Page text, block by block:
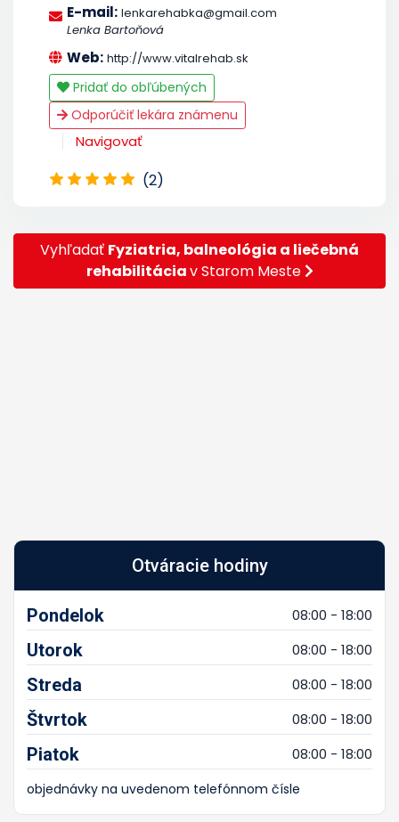
E-mail: lenkarehabka@gmail.com
Lenka Bartoňová
Web: http://www.vitalrehab.sk
Pridať do obľúbených
Odporúčiť lekára známenu
Navigovať
(2)
Vyhľadať Fyziatria, balneológia a liečebná
rehabilitáciav Starom Meste
Otváracie hodiny
Pondelok 08:00 - 18:00
Utorok 08:00 - 18:00
Streda 08:00 - 18:00
Štvrtok 08:00 - 18:00
Piatok 08:00 - 18:00
objednávky na uvedenom telefónnom čísle